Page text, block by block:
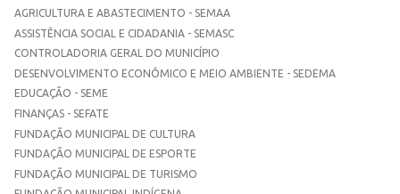
AGRICULTURA E ABASTECIMENTO - SEMAA
ASSISTÊNCIA SOCIAL E CIDADANIA - SEMASC
CONTROLADORIA GERAL DO MUNICÍPIO
DESENVOLVIMENTO ECONÔMICO E MEIO AMBIENTE - SEDEMA
EDUCAÇÃO - SEME
FINANÇAS - SEFATE
FUNDAÇÃO MUNICIPAL DE CULTURA
FUNDAÇÃO MUNICIPAL DE ESPORTE
FUNDAÇÃO MUNICIPAL DE TURISMO